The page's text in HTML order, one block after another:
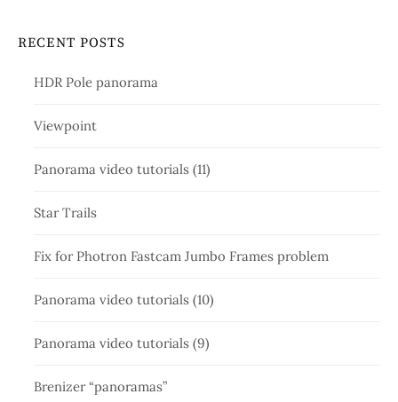
RECENT POSTS
HDR Pole panorama
Viewpoint
Panorama video tutorials (11)
Star Trails
Fix for Photron Fastcam Jumbo Frames problem
Panorama video tutorials (10)
Panorama video tutorials (9)
Brenizer “panoramas”